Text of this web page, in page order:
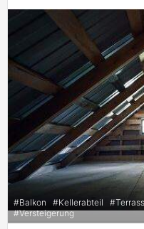
#Balkon #Kellerabteil #
#Versteigerung